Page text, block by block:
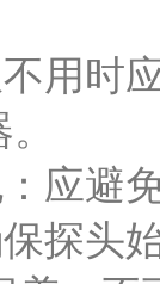
时应
避免
头始